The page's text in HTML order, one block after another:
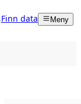
Finn data Meny